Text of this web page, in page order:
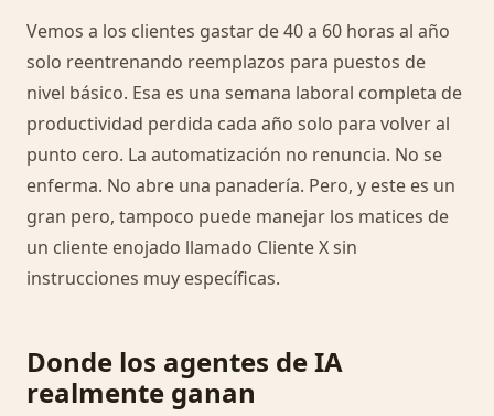
Vemos a los clientes gastar de 40 a 60 horas al año
solo reentrenando reemplazos para puestos de
nivel básico. Esa es una semana laboral completa de
productividad perdida cada año solo para volver al
punto cero. La automatización no renuncia. No se
enferma. No abre una panadería. Pero, y este es un
gran pero, tampoco puede manejar los matices de
un cliente enojado llamado Cliente X sin
instrucciones muy específicas.
Donde los agentes de IA
realmente ganan